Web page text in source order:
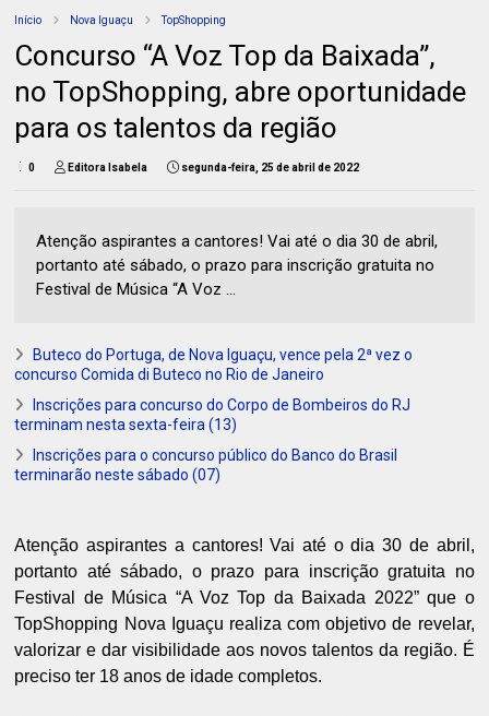
Início Nova Iguaçu TopShopping
Concurso “A Voz Top da Baixada”,
no TopShopping, abre oportunidade
para os talentos da região
0 Editora Isabela segunda-feira, 25 de abril de 2022
Atenção aspirantes a cantores! Vai até o dia 30 de abril,
portanto até sábado, o prazo para inscrição gratuita no
Festival de Música “A Voz ...
Buteco do Portuga, de Nova Iguaçu, vence pela 2ª vez o
concurso Comida di Buteco no Rio de Janeiro
Inscrições para concurso do Corpo de Bombeiros do RJ
terminam nesta sexta-feira (13)
Inscrições para o concurso público do Banco do Brasil
terminarão neste sábado (07)
Atenção aspirantes a cantores! Vai até o dia 30 de abril,
portanto até sábado, o prazo para inscrição gratuita no
Festival de Música “A Voz Top da Baixada 2022” que o
TopShopping Nova Iguaçu realiza com objetivo de revelar,
valorizar e dar visibilidade aos novos talentos da região. É
preciso ter 18 anos de idade completos.